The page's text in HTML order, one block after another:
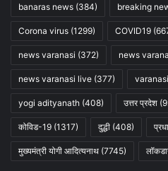
banaras news (384) breaking
Corona virus (1299) COVID19
news varanasi (372) news
news varanasi live (377)
yogi adityanath (408) उत्तर प्रदेश
कोविड-19 (1317) दुद्धी (408)
मुख्यमंत्री योगी आदित्यनाथ (7745)